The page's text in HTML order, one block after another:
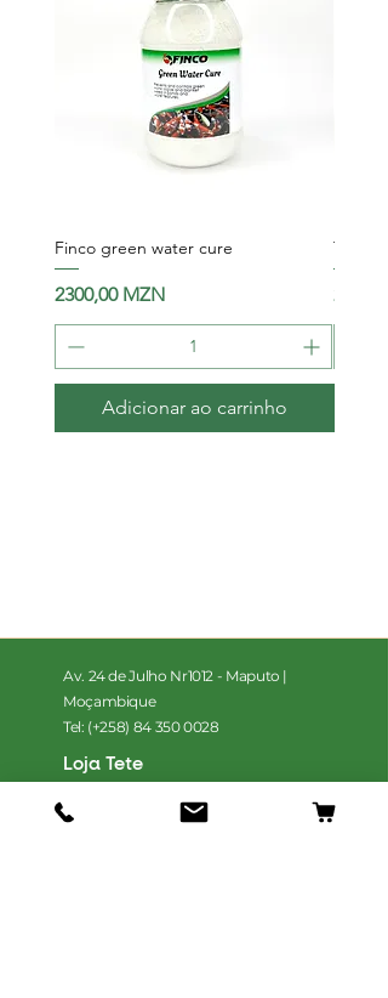
Finco green water cure
Preço
2300,00 MZN
Adicionar ao carrinho
Tetra
Preço
Av. 24 de Julho Nr1012 - Maputo |
Moçambique
Tel: (+258) 84 350 0028
Loja Tete
VetPets Tete, Estrada para o bairro
azul, Matema